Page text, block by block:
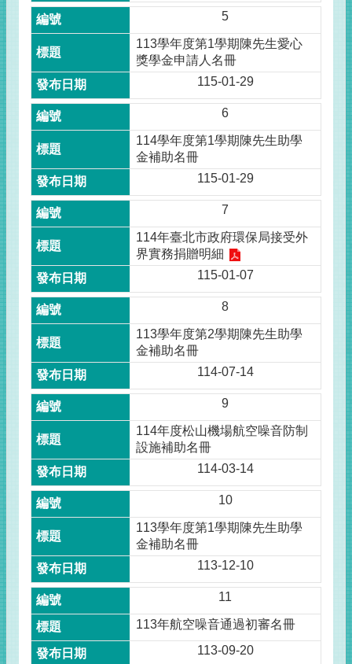
5
113學年度第1學期陳先生愛心
獎學金申請人名冊
115-01-29
6
114學年度第1學期陳先生助學
金補助名冊
115-01-29
7
114年臺北市政府環保局接受外
界實務捐贈明細
115-01-07
8
113學年度第2學期陳先生助學
金補助名冊
114-07-14
9
114年度松山機場航空噪音防制
設施補助名冊
114-03-14
10
113學年度第1學期陳先生助學
金補助名冊
113-12-10
11
113年航空噪音通過初審名冊
113-09-20